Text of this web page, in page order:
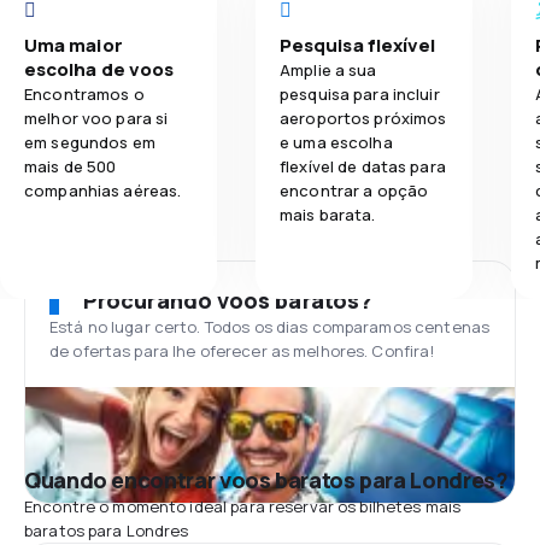
Uma maior
escolha de voos
Encontramos o
melhor voo para si
em segundos em
mais de 500
companhias aéreas.
Pesquisa flexível
Amplie a sua
pesquisa para incluir
aeroportos próximos
e uma escolha
flexível de datas para
encontrar a opção
mais barata.
Procurando voos baratos?
Está no lugar certo. Todos os dias comparamos centenas
de ofertas para lhe oferecer as melhores. Confira!
Quando encontrar voos baratos para Londres?
Encontre o momento ideal para reservar os bilhetes mais
baratos para Londres